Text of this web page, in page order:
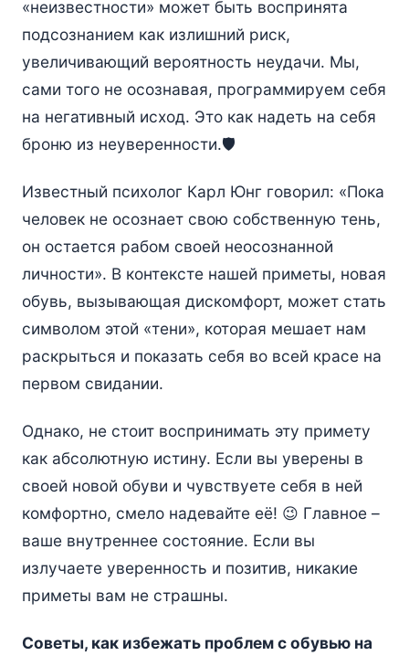
«неизвестности» может быть воспринята
подсознанием как излишний риск,
увеличивающий вероятность неудачи. Мы,
сами того не осознавая, программируем себя
на негативный исход. Это как надеть на себя
броню из неуверенности.🛡️
Известный психолог Карл Юнг говорил: «Пока
человек не осознает свою собственную тень,
он остается рабом своей неосознанной
личности». В контексте нашей приметы, новая
обувь, вызывающая дискомфорт, может стать
символом этой «тени», которая мешает нам
раскрыться и показать себя во всей красе на
первом свидании.
Однако, не стоит воспринимать эту примету
как абсолютную истину. Если вы уверены в
своей новой обуви и чувствуете себя в ней
комфортно, смело надевайте её! 😉 Главное –
ваше внутреннее состояние. Если вы
излучаете уверенность и позитив, никакие
приметы вам не страшны.
Советы, как избежать проблем с обувью на